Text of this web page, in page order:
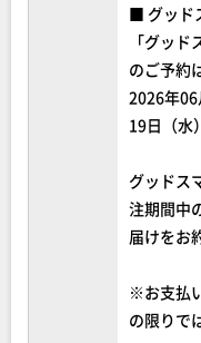
■ グッド
「グッ
のご予約
2026年
19日（水
グッドス
注期間中
届けをお
※お支払
の限りで